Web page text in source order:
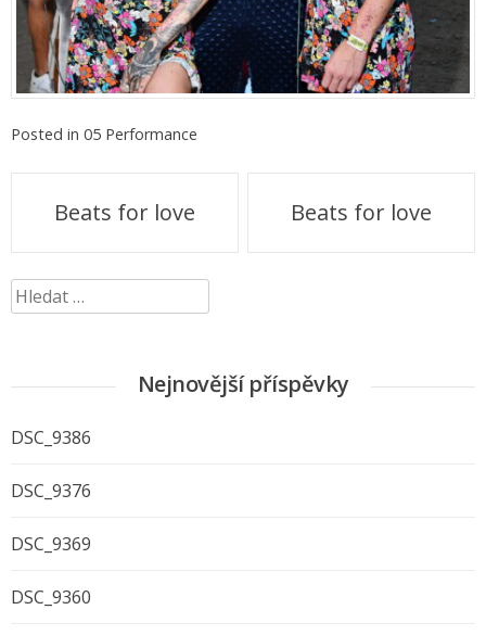
Posted in 05 Performance
Navigace
pro
příspěvek
Beats for love Beats for love
Vyhledávání
Nejnovější příspěvky
DSC_9386
DSC_9376
DSC_9369
DSC_9360